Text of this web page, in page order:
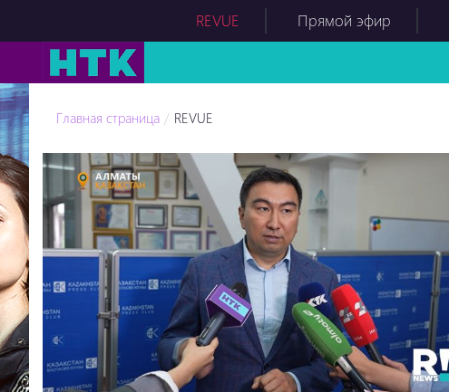
REVUE Прямой эфир
Главная страница REVUE